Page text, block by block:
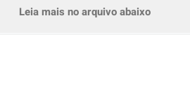
Leia mais no arquivo abaixo